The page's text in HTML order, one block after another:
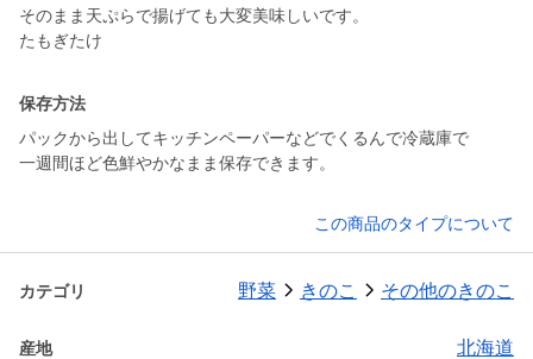
そのまま天ぷらで揚げても大変美味しいです。
たもぎたけ
保存方法
パックから出してキッチンペーパーなどでくるんで冷蔵庫で
一週間ほど色鮮やかなまま保存できます。
この商品のタイプについて
カテゴリ 野菜 きのこ その他のきのこ
産地 北海道